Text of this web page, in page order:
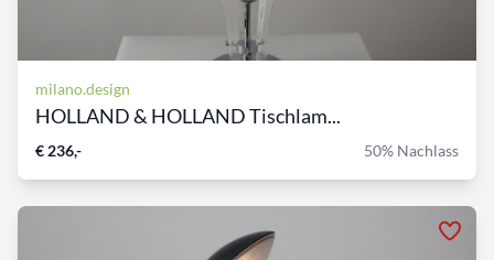
milano.design
HOLLAND & HOLLAND Tischlam...
€ 236,- 50% Nachlass